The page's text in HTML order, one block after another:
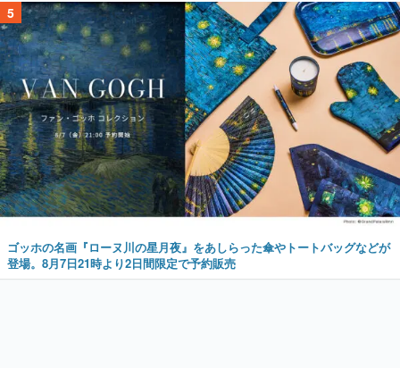
5
ゴッホの名画『ローヌ川の星月夜』をあしらった傘やトートバッグなどが
登場。8月7日21時より2日間限定で予約販売